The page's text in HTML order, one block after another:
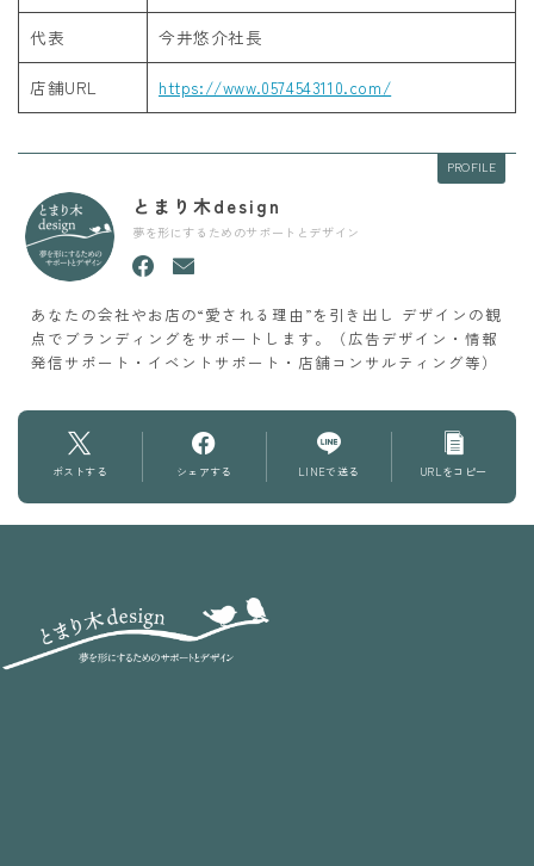
代表 今井悠介社長
店舗URL https://www.0574543110.com/
PROFILE
とまり木design
夢を形にするためのサポートとデザイン
あなたの会社やお店の“愛される理由”を引き出し デザインの観
点でブランディングをサポートします。（広告デザイン・情報
発信サポート・イベントサポート・店舗コンサルティング等）
ポストする シェアする LINEで送る URLをコピー